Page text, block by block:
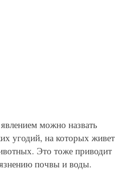
можно назвать
угодий, на которых живет
Это тоже приводит
почвы и воды.